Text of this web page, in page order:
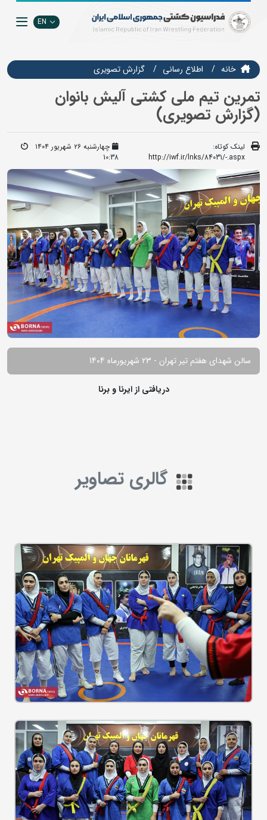
EN
خانه اطلاع رسانی گزارش تصويري
تمرین تیم ملی کشتی آلیش بانوان
(گزارش تصویری)
لینک کوتاه:
http://iwf.ir/lnks/84031/-.aspx
چهارشنبه ۲۶ شهریور ۱۴۰۴
10:38
سالن شهدای هفتم تیر تهران - 23 شهریورماه 1404
دریافتی از ایرنا و برنا
گالری تصاویر